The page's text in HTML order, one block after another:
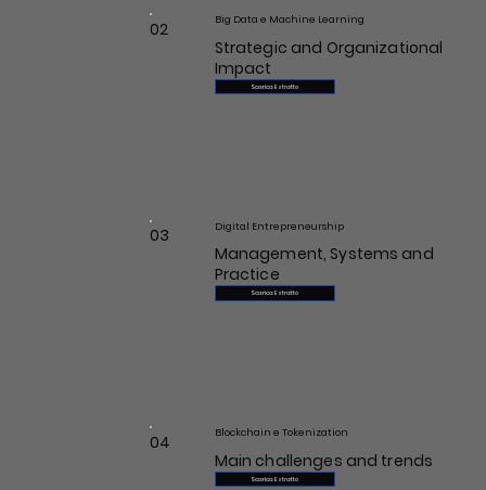
02 Big Data e Machine Learning
Strategic and Organizational
Impact
Scarica Estratto
03 Digital Entrepreneurship
Management, Systems and
Practice
Scarica Estratto
04 Blockchain e Tokenization
Main challenges and trends
Scarica Estratto